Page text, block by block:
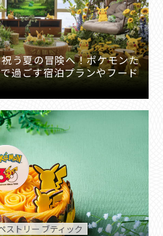
う夏の冒険へ！ポケモンた
過ごす宿泊プランやフード
ストリー ブティック